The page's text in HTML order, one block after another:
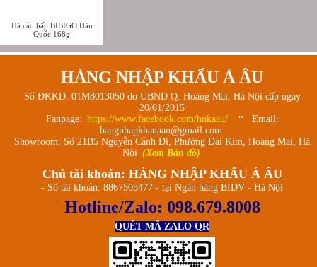
Há cảo hấp BIBIGO Hàn
Quốc 168g
HÀNG NHẬP KHẨU Á ÂU
Số ĐKKD: 01M8013050 do UBND Q. Hoàng Mai, Hà Nội cấp ngày
20/01/2015
Fanpage: https://www.facebook.com/hnkaau/
* Email:
hangnhapkhauaau@gmail.com
Showroom: Số 21B5 Nguyễn Cảnh Dị, Phường Đại Kim, Hoàng Mai, Hà
Nội (Xem Bản đồ)
Chủ tài khoản: HÀNG NHẬP KHẨU Á ÂU
- Số tài khoản: 8867505477 - tại Ngân hàng BIDV - Hà Nội
Hotline/Zalo: 098.679.8008
QUÉT MÃ ZALO QR